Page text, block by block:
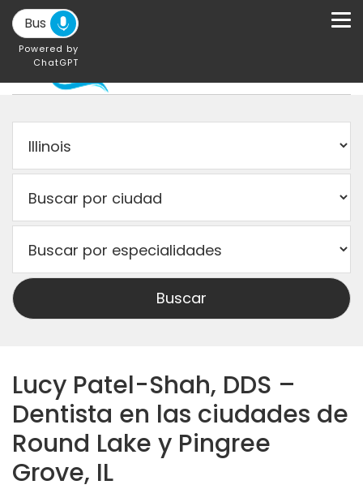
Powered by
ChatGPT
Lucy Patel-Shah, DDS –
Dentista en las ciudades de
Round Lake y Pingree
Grove, IL